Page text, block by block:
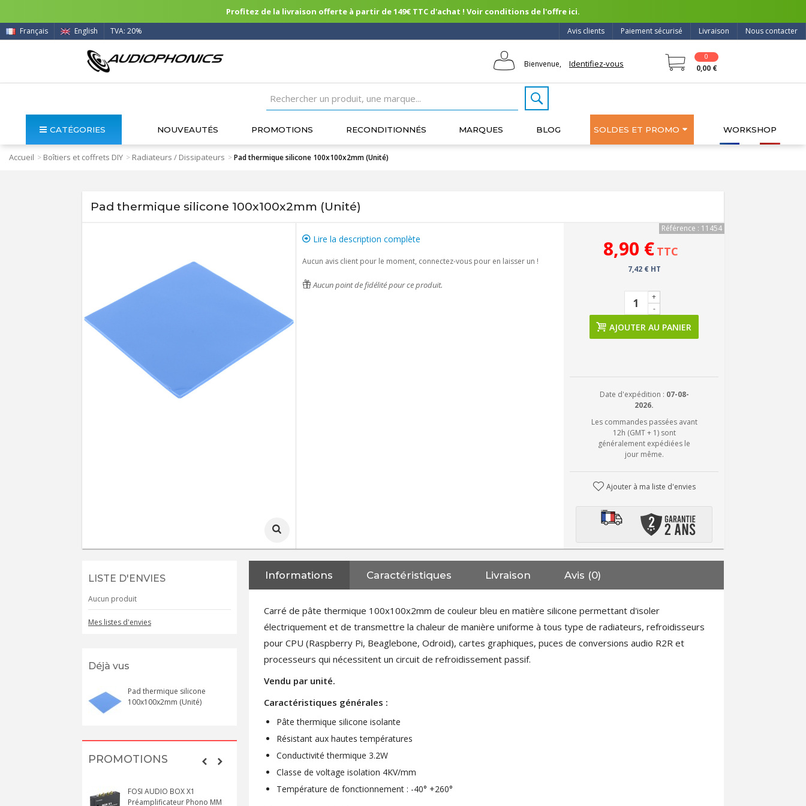
Profitez de la livraison offerte à partir de 149€ TTC d'achat ! Voir conditions de l'offre ici.
Nous contacter
Livraison
Paiement sécurisé
Avis clients
Français English TVA: 20%
Bienvenue, Identifiez-vous
0
0,00 €
CATÉGORIES NOUVEAUTÉS PROMOTIONS RECONDITIONNÉS MARQUES BLOG SOLDES ET PROMO WORKSHOP
Accueil > Boîtiers et coffrets DIY > Radiateurs / Dissipateurs >Pad thermique silicone 100x100x2mm (Unité)
Pad thermique silicone 100x100x2mm (Unité)
Lire la description complète
Aucun avis client pour le moment, connectez-vous pour en laisser un !
Aucun point de fidélité pour ce produit.
Référence : 11454
8,90 € TTC
7,42 € HT
-
+
AJOUTER AU PANIER
Date d'expédition : 07-08-
2026.
Les commandes passées avant
12h (GMT + 1) sont
généralement expédiées le
jour même.
Ajouter à ma liste d'envies
LISTE D'ENVIES
Aucun produit
Mes listes d'envies
Déjà vus
Pad thermique silicone
100x100x2mm (Unité)
PROMOTIONS
FOSI AUDIO BOX X1
Préamplificateur Phono MM
NEUTRIK NC3FXX Connecteur
Informations Caractéristiques Livraison Avis (0)
Carré de pâte thermique 100x100x2mm de couleur bleu en matière silicone permettant d'isoler
électriquement et de transmettre la chaleur de manière uniforme à tous type de radiateurs, refroidisseurs
pour CPU (Raspberry Pi, Beaglebone, Odroid), cartes graphiques, puces de conversions audio R2R et
processeurs qui nécessitent un circuit de refroidissement passif.
Vendu par unité.
Caractéristiques générales :
Pâte thermique silicone isolante
Résistant aux hautes températures
Conductivité thermique 3.2W
Classe de voltage isolation 4KV/mm
Température de fonctionnement : -40° +260°